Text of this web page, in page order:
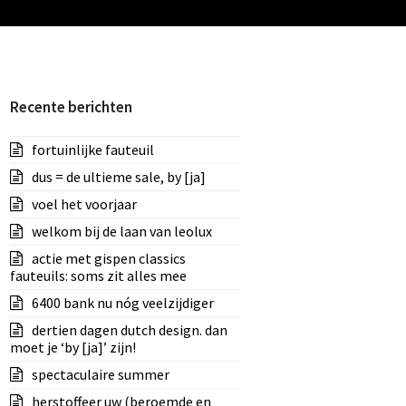
Recente berichten
fortuinlijke fauteuil
dus = de ultieme sale, by [ja]
voel het voorjaar
welkom bij de laan van leolux
actie met gispen classics
fauteuils: soms zit alles mee
6400 bank nu nóg veelzijdiger
dertien dagen dutch design. dan
moet je ‘by [ja]’ zijn!
spectaculaire summer
herstoffeer uw (beroemde en